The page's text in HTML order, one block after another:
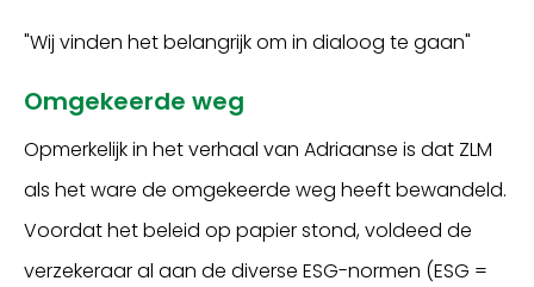
"Wij vinden het belangrijk om in dialoog te gaan"
Omgekeerde weg
Opmerkelijk in het verhaal van Adriaanse is dat ZLM
als het ware de omgekeerde weg heeft bewandeld.
Voordat het beleid op papier stond, voldeed de
verzekeraar al aan de diverse ESG-normen (ESG =